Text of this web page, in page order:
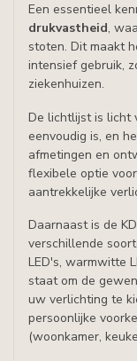
Een essentieel
drukvastheid,
stoten. Dit maakt
intensief gebruik,
ziekenhuizen.
De lichtlijst is licht
eenvoudig is, en
afmetingen en
flexibele optie
aantrekkelijke
Daarnaast is de
verschillende
LED's, warmwitte
staat om de
uw verlichting te
persoonlijke
(woonkamer,